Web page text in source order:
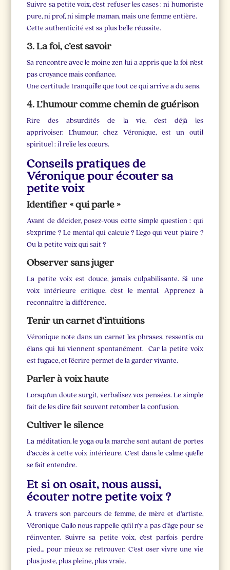
Suivre sa petite voix, c’est refuser les cases : ni humoriste
pure, ni prof, ni simple maman, mais une femme entière.
Cette authenticité est sa plus belle réussite.
3. La foi, c’est savoir
Sa rencontre avec le moine zen lui a appris que la foi n’est
pas croyance mais confiance.
Une certitude tranquille que tout ce qui arrive a du sens.
4. L’humour comme chemin de guérison
Rire des absurdités de la vie, c’est déjà les
apprivoiser. L’humour, chez Véronique, est un outil
spirituel : il relie les cœurs.
Conseils pratiques de
Véronique pour écouter sa
petite voix
Identifier « qui parle »
Avant de décider, posez-vous cette simple question : qui
s’exprime ? Le mental qui calcule ? L’ego qui veut plaire ?
Ou la petite voix qui sait ?
Observer sans juger
La petite voix est douce, jamais culpabilisante. Si une
voix intérieure critique, c’est le mental. Apprenez à
reconnaître la différence.
Tenir un carnet d’intuitions
Véronique note dans un carnet les phrases, ressentis ou
élans qui lui viennent spontanément. Car la petite voix
est fugace, et l’écrire permet de la garder vivante.
Parler à voix haute
Lorsqu’un doute surgit, verbalisez vos pensées. Le simple
fait de les dire fait souvent retomber la confusion.
Cultiver le silence
La méditation, le yoga ou la marche sont autant de portes
d’accès à cette voix intérieure. C’est dans le calme qu’elle
se fait entendre.
Et si on osait, nous aussi,
écouter notre petite voix ?
À travers son parcours de femme, de mère et d’artiste,
Véronique Gallo nous rappelle qu’il n’y a pas d’âge pour se
réinventer. Suivre sa petite voix, c’est parfois perdre
pied… pour mieux se retrouver. C’est oser vivre une vie
plus juste, plus pleine, plus vraie.